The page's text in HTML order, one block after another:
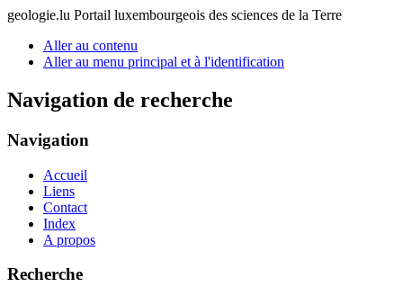
geologie.lu Portail luxembourgeois des sciences de la Terre
Aller au contenu
Aller au menu principal et à l'identification
Navigation de recherche
Navigation
Accueil
Liens
Contact
Index
A propos
Recherche